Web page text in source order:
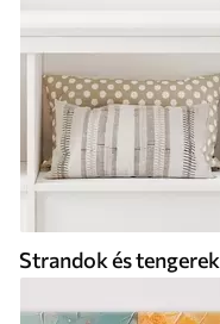
Strandok és tengerek